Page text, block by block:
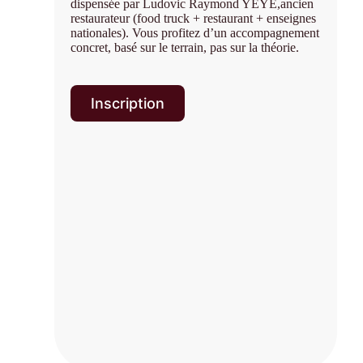
dispensée par Ludovic Raymond YÉYÉ,ancien
restaurateur (food truck + restaurant + enseignes
nationales). Vous profitez d’un accompagnement
concret, basé sur le terrain, pas sur la théorie.
Inscription